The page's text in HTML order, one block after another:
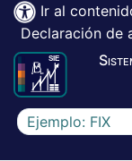
Ir al
Declaración de
Escriba el texto